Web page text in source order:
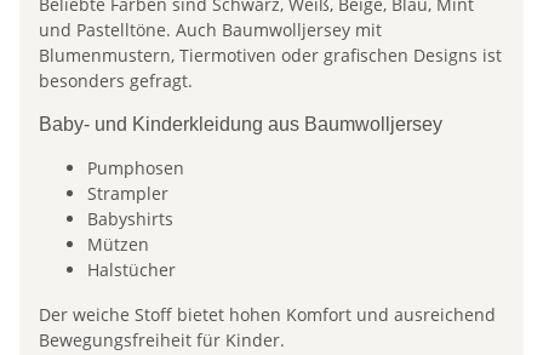
und Pastelltöne. Auch Baumwolljersey mit
Blumenmustern, Tiermotiven oder grafischen Designs ist
besonders gefragt.
Baby- und Kinderkleidung aus Baumwolljersey
Pumphosen
Strampler
Babyshirts
Mützen
Halstücher
Der weiche Stoff bietet hohen Komfort und ausreichend
Bewegungsfreiheit für Kinder.